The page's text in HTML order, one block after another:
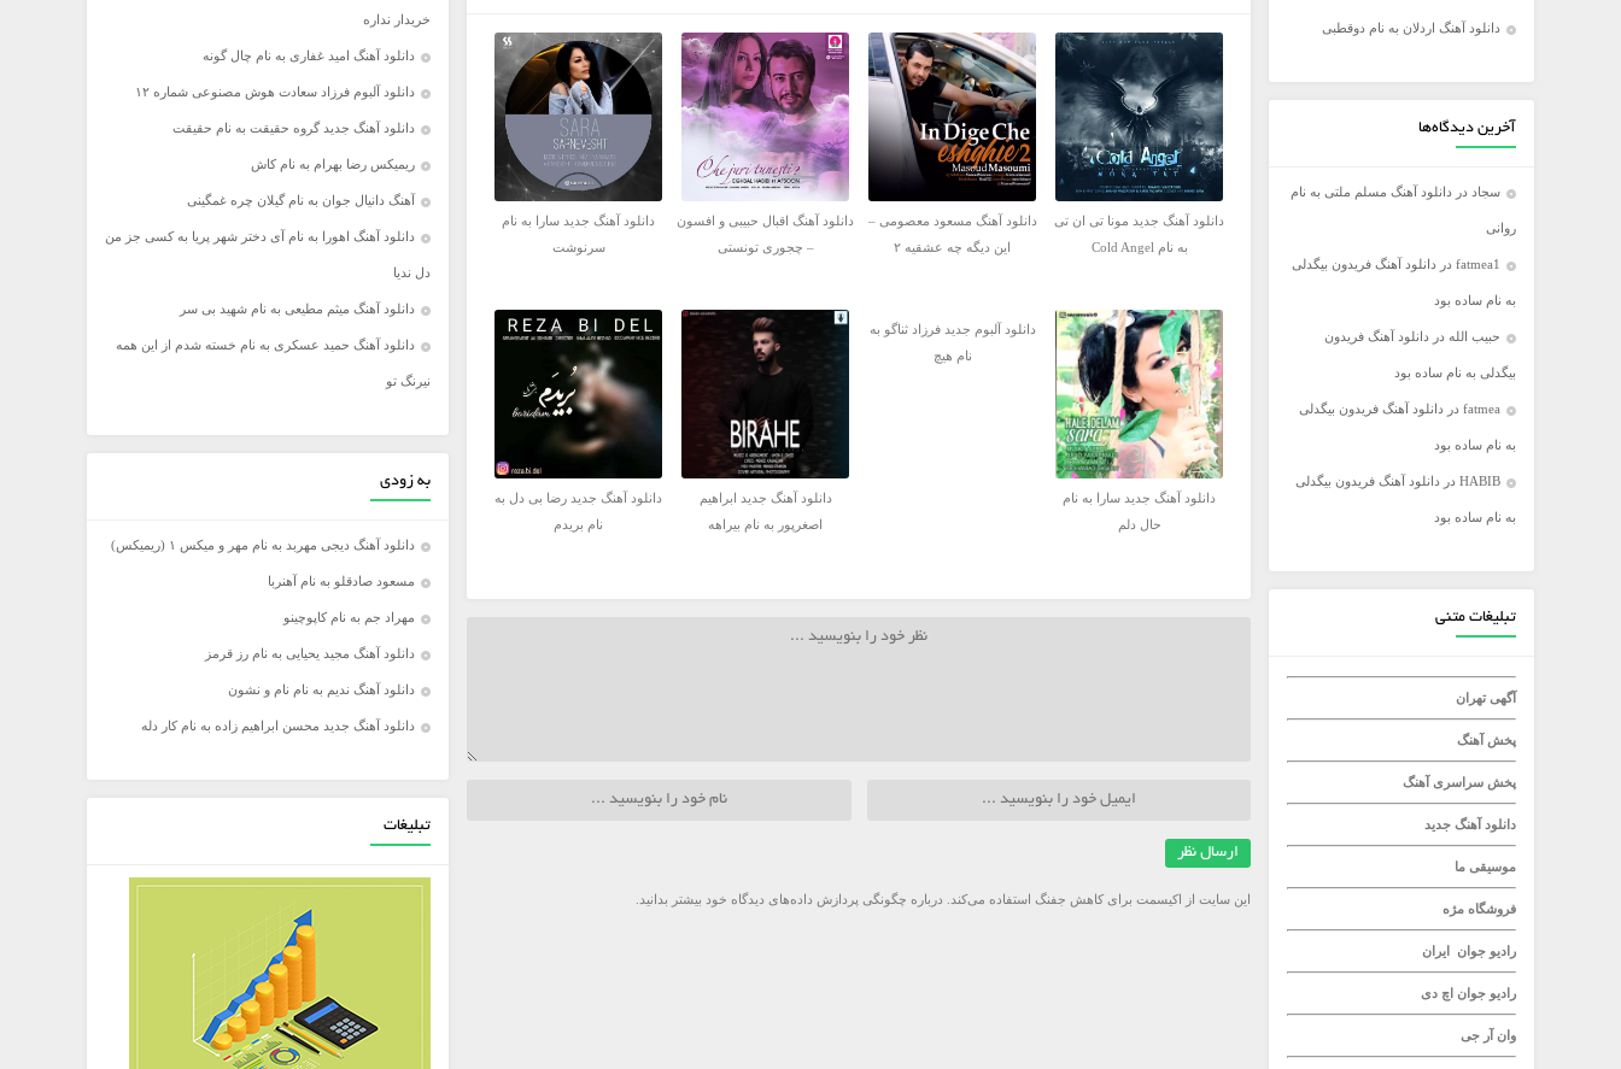
مازیار فلاحی
مجید اخشابی
محسن ابراهیم زاده
محسن چاووشی
محسن یگانه
محمد رضا گلزار
محمد علیزاده
مرتضی اشرفی
مرتضی سرمدی
مهدی جهانی
مهدی یغمایی
میثم ابراهیمی
دانلود آهنگ اردلان به نام دوقطبی
آخرین دیدگاه‌ها
سجاد در دانلود آهنگ مسلم ملتی به نام
روانی
fatmea1 در دانلود آهنگ فریدون بیگدلی
به نام ساده بود
حبیب الله در دانلود آهنگ فریدون
بیگدلی به نام ساده بود
fatmea در دانلود آهنگ فریدون بیگدلی
به نام ساده بود
HABIB در دانلود آهنگ فریدون بیگدلی
به نام ساده بود
تبلیغات متنی
آگهی تهران
پخش آهنگ
پخش سراسری آهنگ
دانلود آهنگ جدید
موسیقی ما
فروشگاه مژه
رادیو جوان ایران
رادیو جوان اچ دی
وان آر جی
دانلود آهنگ جدید مونا تی ان تی
به نام Cold Angel
دانلود آهنگ مسعود معصومی –
این دیگه چه عشقیه ۲
دانلود آهنگ اقبال حبیبی و افسون
– چجوری تونستی
دانلود آهنگ جدید سارا به نام
سرنوشت
دانلود آهنگ جدید سارا به نام
حال دلم
دانلود آلبوم جدید فرزاد ثناگو به
نام هیچ
دانلود آهنگ جدید ابراهیم
اصغرپور به نام بیراهه
دانلود آهنگ جدید رضا بی دل به
نام بریدم
این سایت از اکیسمت برای کاهش جفنگ استفاده می‌کند. درباره چگونگی پردازش داده‌های دیدگاه خود بیشتر بدانید.
خریدار نداره
دانلود آهنگ امید غفاری به نام چال گونه
دانلود آلبوم فرزاد سعادت هوش مصنوعی شماره ۱۲
دانلود آهنگ جدید گروه حقیقت به نام حقیقت
ریمیکس رضا بهرام به نام کاش
آهنگ دانیال جوان به نام گیلان چره غمگینی
دانلود آهنگ اهورا به نام آی دختر شهر پریا به کسی جز من
دل ندیا
دانلود آهنگ میثم مطیعی به نام شهید بی سر
دانلود آهنگ حمید عسکری به نام خسته شدم از این همه
نیرنگ تو
به زودی
دانلود آهنگ دیجی مهربد به نام مهر و میکس ۱ (ریمیکس)
مسعود صادقلو به نام آهنربا
مهراد جم به نام کاپوچینو
دانلود آهنگ مجید یحیایی به نام رز قرمز
دانلود آهنگ ندیم به نام نام و نشون
دانلود آهنگ جدید محسن ابراهیم زاده به نام کار دله
تبلیغات